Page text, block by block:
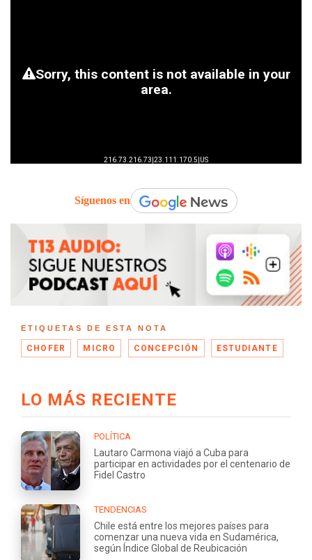
Síguenos en
ETIQUETAS DE ESTA NOTA
CHOFER MICRO CONCEPCIÓN ESTUDIANTE
LO MÁS RECIENTE
POLÍTICA
Lautaro Carmona viajó a Cuba para
participar en actividades por el centenario de
Fidel Castro
TENDENCIAS
Chile está entre los mejores países para
comenzar una nueva vida en Sudamérica,
según Índice Global de Reubicación